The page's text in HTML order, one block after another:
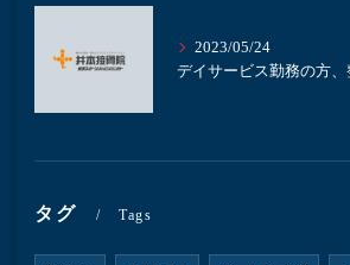
2023/05/24
タグ Tags